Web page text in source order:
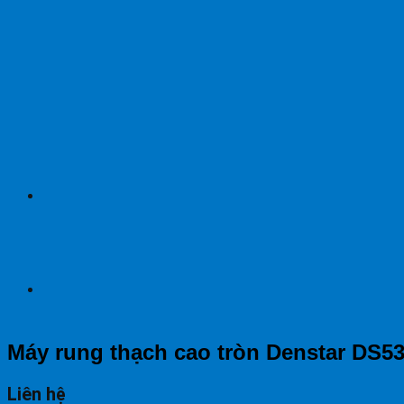
Máy rung thạch cao tròn Denstar
Liên hệ